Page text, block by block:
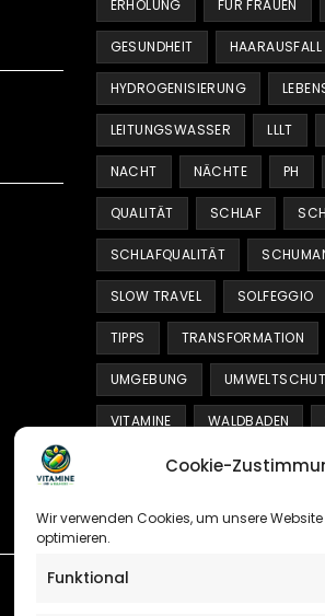
Cookie-
Wir verwenden Cookies, um unsere
optimieren.
Funktional
ERHOLUNG FÜR FRAUEN
GESUNDHEIT HAARAUSFALL
HYDROGENISIERUNG
LEITUNGSWASSER LLLT
NACHT NÄCHTE PH
QUALITÄT SCHLAF
SCHLAFQUALITÄT
SLOW TRAVEL SOLFEGGIO
TIPPS TRANSFORMATION
UMGEBUNG
VITAMINE WALDBADEN
WASSERFILTER WELLNESS